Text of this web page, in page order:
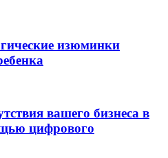
изюминки
вашего бизнеса в
цифрового